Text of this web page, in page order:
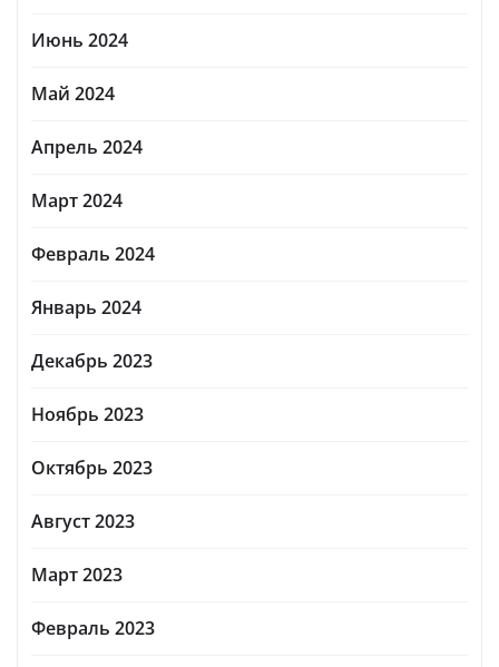
Июнь 2024
Май 2024
Апрель 2024
Март 2024
Февраль 2024
Январь 2024
Декабрь 2023
Ноябрь 2023
Октябрь 2023
Август 2023
Март 2023
Февраль 2023